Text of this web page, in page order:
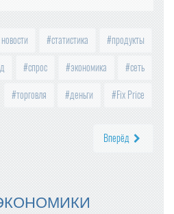
статистика продукты
спрос экономика сеть
торговля деньги Fix Price
Вперёд